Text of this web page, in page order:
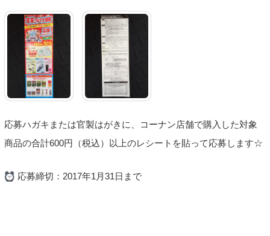
応募ハガキまたは官製はがきに、コーナン店舗で購入した対象
商品の合計600円（税込）以上のレシートを貼って応募します☆
応募締切：2017年1月31日まで